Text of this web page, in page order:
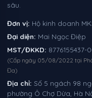
sâu.
Đơn vị: Hộ kinh doanh
Đại diện: Mai Ngọc Điệp
MST/ĐKKD: 8776155437-
(Cấp ngày 05/08/2022 tại
Đa)
Địa chỉ: Số 5 ngách 98
phường Ô Chợ Dừa, Hà